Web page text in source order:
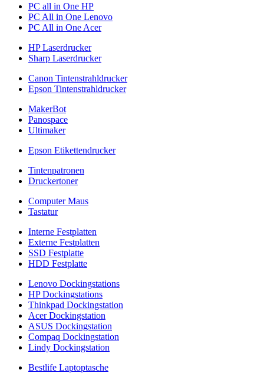
PC all in One HP
PC All in One Lenovo
PC All in One Acer
HP Laserdrucker
Sharp Laserdrucker
Canon Tintenstrahldrucker
Epson Tintenstrahldrucker
MakerBot
Panospace
Ultimaker
Epson Etikettendrucker
Tintenpatronen
Druckertoner
Computer Maus
Tastatur
Interne Festplatten
Externe Festplatten
SSD Festplatte
HDD Festplatte
Lenovo Dockingstations
HP Dockingstations
Thinkpad Dockingstation
Acer Dockingstation
ASUS Dockingstation
Compaq Dockingstation
Lindy Dockingstation
Bestlife Laptoptasche